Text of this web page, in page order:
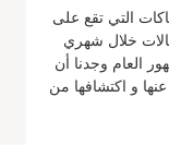
التي تقع على
خلال شهري
باقي شهور العام وجدنا أن
و اكتشافها من